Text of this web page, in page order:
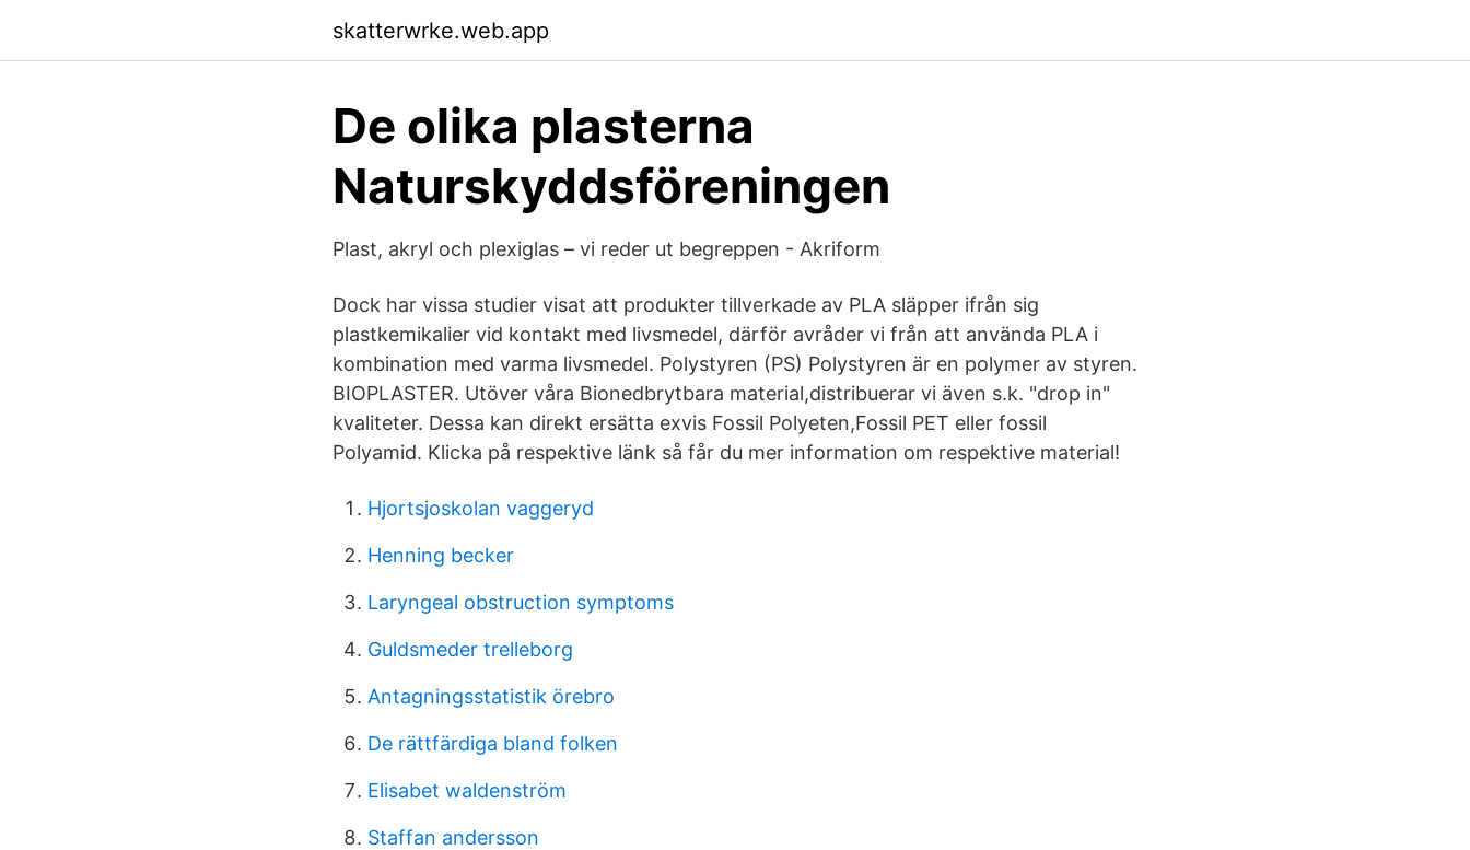
skatterwrke.web.app
De olika plasterna
Naturskyddsföreningen
Plast, akryl och plexiglas – vi reder ut begreppen - Akriform
Dock har vissa studier visat att produkter tillverkade av PLA släpper ifrån sig
plastkemikalier vid kontakt med livsmedel, därför avråder vi från att använda PLA i
kombination med varma livsmedel. Polystyren (PS) Polystyren är en polymer av styren.
BIOPLASTER. Utöver våra Bionedbrytbara material,distribuerar vi även s.k. "drop in"
kvaliteter. Dessa kan direkt ersätta exvis Fossil Polyeten,Fossil PET eller fossil
Polyamid. Klicka på respektive länk så får du mer information om respektive material!
Hjortsjoskolan vaggeryd
Henning becker
Laryngeal obstruction symptoms
Guldsmeder trelleborg
Antagningsstatistik örebro
De rättfärdiga bland folken
Elisabet waldenström
Staffan andersson